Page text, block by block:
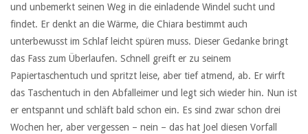
und unbemerkt seinen Weg in die einladende Windel sucht und
findet. Er denkt an die Wärme, die Chiara bestimmt auch
unterbewusst im Schlaf leicht spüren muss. Dieser Gedanke bringt
das Fass zum Überlaufen. Schnell greift er zu seinem
Papiertaschentuch und spritzt leise, aber tief atmend, ab. Er wirft
das Taschentuch in den Abfalleimer und legt sich wieder hin. Nun ist
er entspannt und schläft bald schon ein. Es sind zwar schon drei
Wochen her, aber vergessen – nein – das hat Joel diesen Vorfall